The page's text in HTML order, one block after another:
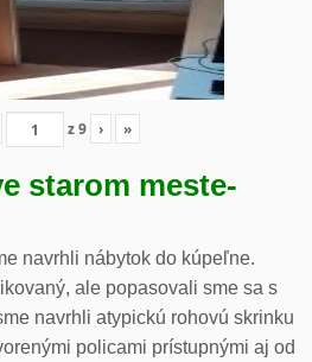
z9 › »
starom meste-
navrhli nábytok do kúpeľne.
ale popasovali sme sa s
navrhli atypickú rohovú skrinku
policami prístupnými aj od